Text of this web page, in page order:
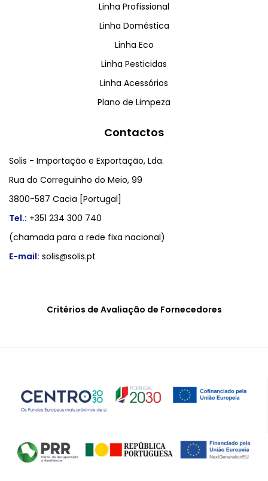
Linha Profissional
Linha Doméstica
Linha Eco
Linha Pesticidas
Linha Acessórios
Plano de Limpeza
Contactos
Solis - Importação e Exportação, Lda.
Rua do Correguinho do Meio, 99
3800-587 Cacia [Portugal]
Tel.: +351 234 300 740
(chamada para a rede fixa nacional)
E-mail: solis@solis.pt
Critérios de Avaliação de Fornecedores